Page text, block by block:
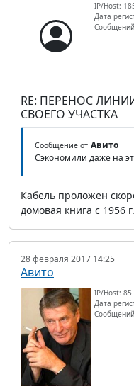
IP/Host:
Дата
RE: ПЕРЕНОС
СВОЕГО УЧАСТКА
Сообщение от Авито
Сэкономили даже на
Кабель проложен
домовая книга с 1956 г.
28 февраля 2017 14:25
Авито
IP/Host:
Дата